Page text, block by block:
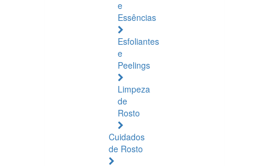
e
Essências
Esfoliantes
e
Peelings
Limpeza
de
Rosto
Cuidados
de Rosto